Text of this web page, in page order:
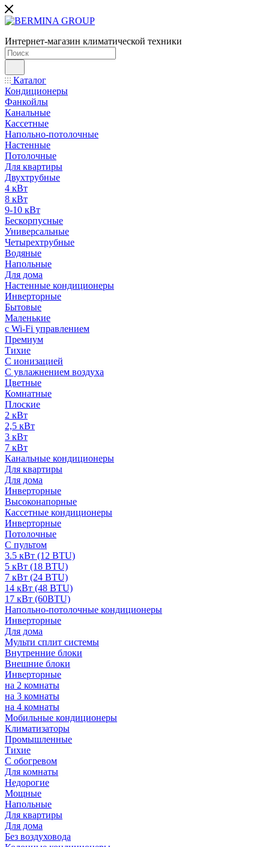
Интернет-магазин климатической техники
Каталог
Кондиционеры
Фанкойлы
Канальные
Кассетные
Напольно-потолочные
Настенные
Потолочные
Для квартиры
Двухтрубные
4 кВт
8 кВт
9-10 кВт
Бескорпусные
Универсальные
Четырехтрубные
Водяные
Напольные
Для дома
Настенные кондиционеры
Инверторные
Бытовые
Маленькие
с Wi-Fi управлением
Премиум
Тихие
С ионизацией
С увлажнением воздуха
Цветные
Комнатные
Плоские
2 кВт
2,5 кВт
3 кВт
7 кВт
Канальные кондиционеры
Для квартиры
Для дома
Инверторные
Высоконапорные
Кассетные кондиционеры
Инверторные
Потолочные
С пультом
3.5 кВт (12 BTU)
5 кВт (18 BTU)
7 кВт (24 BTU)
14 кВт (48 BTU)
17 кВт (60BTU)
Напольно-потолочные кондиционеры
Инверторные
Для дома
Мульти сплит системы
Внутренние блоки
Внешние блоки
Инверторные
на 2 комнаты
на 3 комнаты
на 4 комнаты
Мобильные кондиционеры
Климатизаторы
Промышленные
Тихие
С обогревом
Для комнаты
Недорогие
Мощные
Напольные
Для квартиры
Для дома
Без воздуховода